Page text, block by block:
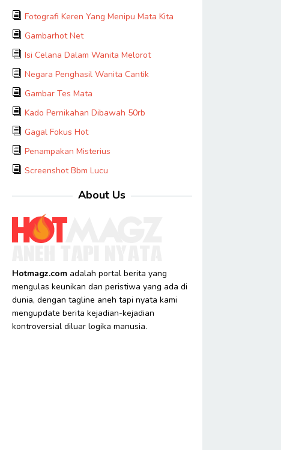
Fotografi Keren Yang Menipu Mata Kita
Gambarhot Net
Isi Celana Dalam Wanita Melorot
Negara Penghasil Wanita Cantik
Gambar Tes Mata
Kado Pernikahan Dibawah 50rb
Gagal Fokus Hot
Penampakan Misterius
Screenshot Bbm Lucu
About Us
Hotmagz.comadalah portal berita yang
mengulas keunikan dan peristiwa yang ada di
dunia, dengan tagline aneh tapi nyata kami
mengupdate berita kejadian-kejadian
kontroversial diluar logika manusia.